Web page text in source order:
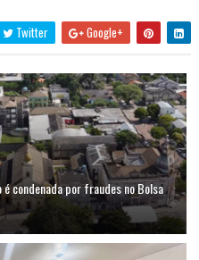
Twitter Google+
condenada por fraudes no Bolsa